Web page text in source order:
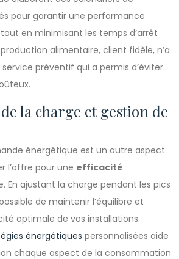
pour garantir une performance
en minimisant les temps d’arrêt
alimentaire, client fidèle, n’a
préventif qui a permis d’éviter
la charge et gestion de
énergétique est un autre aspect
l’offre pour une efficacité
En ajustant la charge pendant les pics
de maintenir l’équilibre et
optimale de vos installations.
énergétiques personnalisées aide
chaque aspect de la consommation